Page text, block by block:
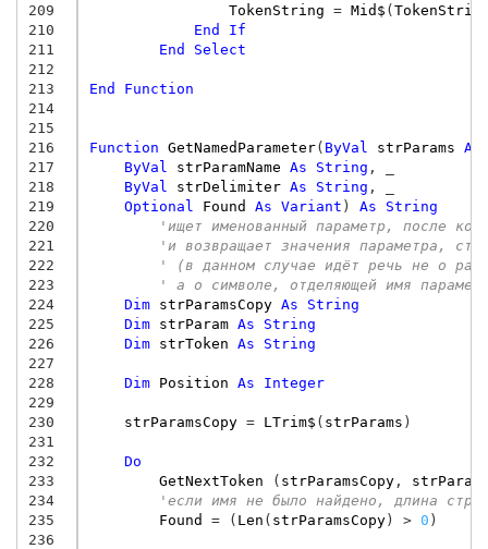
209
210
211
212
213
214
215
216
217
218
219
220
221
222
223
224
225
226
227
228
229
230
231
232
233
234
235
236
TokenString = Mid$ (
End
If
End
Select
End Function
Function GetNamedParameter( ByVal strParams As
ByVal
strParamName As String ,
ByVal
strDelimiter As String ,
Optional
Found As Variant ) As
String
'ищет именованный параметр, после
'и возвращает значения параметра,
' (в данном случае идёт речь не о
' а о символе, отделяющей имя
Dim
strParamsCopy As
String
Dim
strParam As
String
Dim
strToken As String
Dim Position As Integer
strParamsCopy = LTrim$ ( strParams )
Do
GetNextToken
( strParamsCopy,
'если имя не было найдено, длина
Found
= ( Len ( strParamsCopy) > 0 )